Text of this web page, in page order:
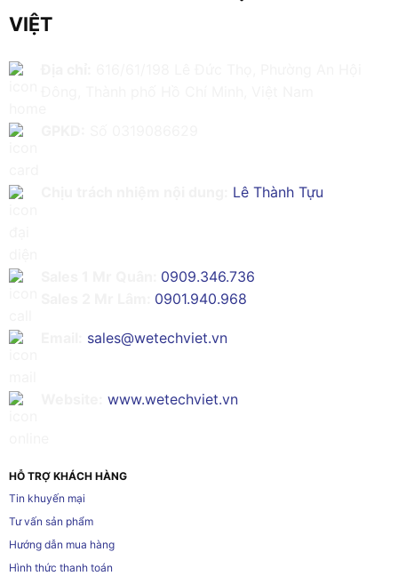
VIỆT
Lê Thành Tựu
0909.346.736
0901.940.968
sales@wetechviet.vn
www.wetechviet.vn
HỖ TRỢ KHÁCH HÀNG
Tin khuyến mại
Tư vấn sản phẩm
Hướng dẫn mua hàng
Hình thức thanh toán